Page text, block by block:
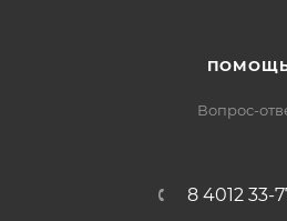
Вопрос-
8 4012 33-